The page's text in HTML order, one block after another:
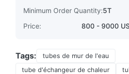
Minimum Order Quantity:5T
Price:
800 - 9000
Tags:
tubes de mur de l'eau
tube d'échangeur de chaleur